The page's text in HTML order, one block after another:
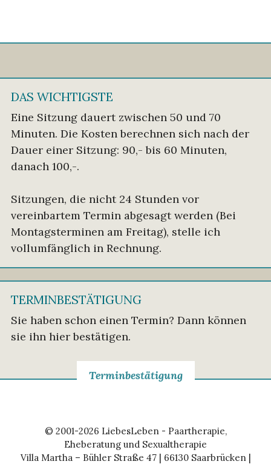
DAS WICHTIGSTE
Eine Sitzung dauert zwischen 50 und 70
Minuten. Die Kosten berechnen sich nach der
Dauer einer Sitzung: 90,- bis 60 Minuten,
danach 100,-.
Sitzungen, die nicht 24 Stunden vor
vereinbartem Termin abgesagt werden (Bei
Montagsterminen am Freitag), stelle ich
vollumfänglich in Rechnung.
TERMINBESTÄTIGUNG
Sie haben schon einen Termin? Dann können
sie ihn hier ­bestätigen.
Terminbestätigung
© 2001-2026 LiebesLeben - Paartherapie,
Eheberatung und Sexualtherapie
Villa Martha – Bühler Straße 47 | 66130 Saarbrücken |